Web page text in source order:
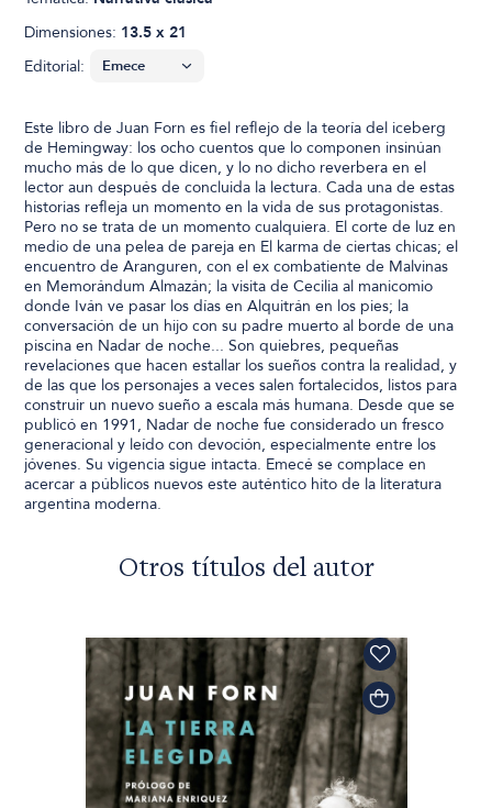
Dimensiones: 13.5 x 21
Editorial:
Este libro de Juan Forn es fiel reflejo de la teoría del iceberg
de Hemingway: los ocho cuentos que lo componen insinúan
mucho más de lo que dicen, y lo no dicho reverbera en el
lector aun después de concluida la lectura. Cada una de estas
historias refleja un momento en la vida de sus protagonistas.
Pero no se trata de un momento cualquiera. El corte de luz en
medio de una pelea de pareja en El karma de ciertas chicas; el
encuentro de Aranguren, con el ex combatiente de Malvinas
en Memorándum Almazán; la visita de Cecilia al manicomio
donde Iván ve pasar los días en Alquitrán en los pies; la
conversación de un hijo con su padre muerto al borde de una
piscina en Nadar de noche... Son quiebres, pequeñas
revelaciones que hacen estallar los sueños contra la realidad, y
de las que los personajes a veces salen fortalecidos, listos para
construir un nuevo sueño a escala más humana. Desde que se
publicó en 1991, Nadar de noche fue considerado un fresco
generacional y leído con devoción, especialmente entre los
jóvenes. Su vigencia sigue intacta. Emecé se complace en
acercar a públicos nuevos este auténtico hito de la literatura
argentina moderna.
Otros títulos del autor